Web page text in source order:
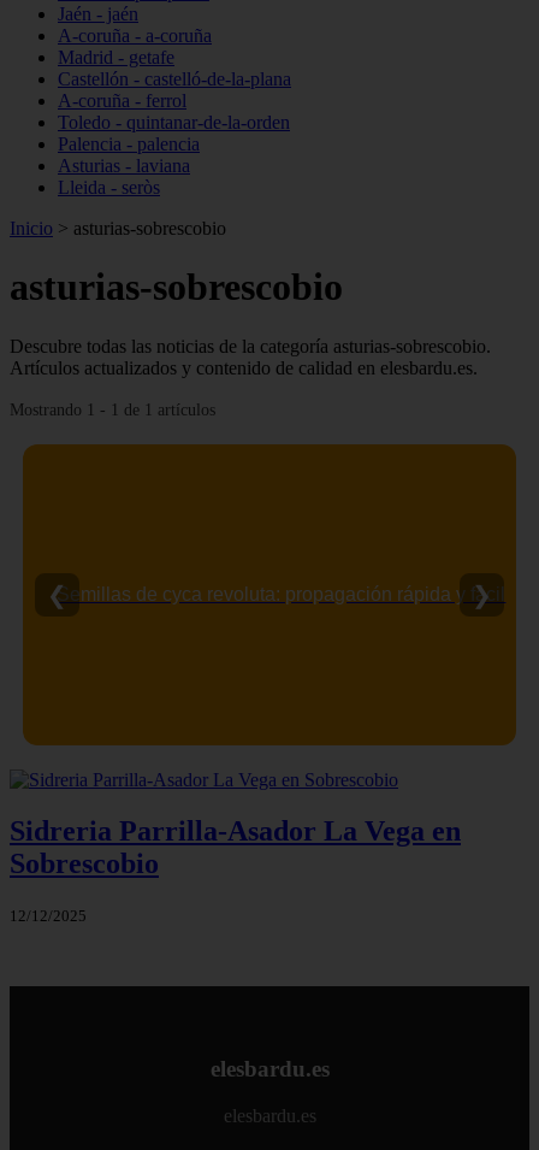
Jaén - jaén
A-coruña - a-coruña
Madrid - getafe
Castellón - castelló-de-la-plana
A-coruña - ferrol
Toledo - quintanar-de-la-orden
Palencia - palencia
Asturias - laviana
Lleida - seròs
Inicio > asturias-sobrescobio
asturias-sobrescobio
Descubre todas las noticias de la categoría asturias-sobrescobio.
Artículos actualizados y contenido de calidad en elesbardu.es.
Mostrando 1 - 1 de 1 artículos
Semillas de cyca revoluta: propagación rápida y fácil
❮ ❯
Sidreria Parrilla-Asador La Vega en
Sobrescobio
12/12/2025
elesbardu.es
elesbardu.es